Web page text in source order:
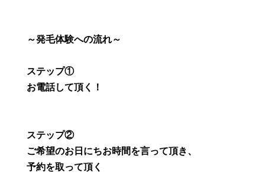
～発毛体験への流れ～
ステップ①
お電話して頂く！
ステップ②
ご希望のお日にちお時間を言って頂き、
予約を取って頂く